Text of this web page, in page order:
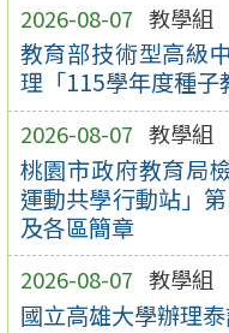
2026-08-07 教學組
教育部技術型高級
理「115學年度種子
2026-08-07 教學組
桃園市政府教育局
運動共學行動站」
及各區簡章
2026-08-07 教學組
國立高雄大學辦理